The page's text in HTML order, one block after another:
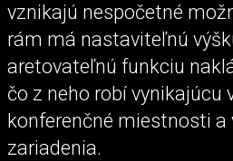
vznikajú nespočetné
rám má nastaviteľnú
aretovateľnú funkciu
čo z neho robí vynikajúcu
konferenčné miestnosti a
zariadenia.